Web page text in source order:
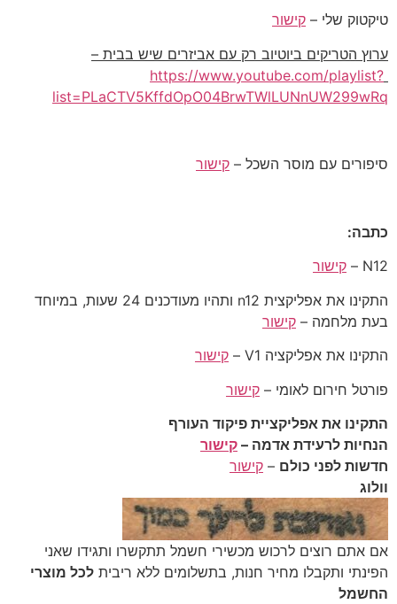
טיקטוק שלי – קישור
ערוץ הטריקים ביוטיוב רק עם אביזרים שיש בבית –
https://www.youtube.com/playlist?
list=PLaCTV5KffdOpO04BrwTWlLUNnUW299wRq
סיפורים עם מוסר השכל – קישור
כתבה:
N12 –
קישור
התקינו את אפליקצית n12 ותהיו מעודכנים 24 שעות, במיוחד
בעת מלחמה – קישור
התקינו את אפליקציה V1 –
קישור
פורטל חירום לאומי – קישור
התקינו את אפליקציית פיקוד העורף
הנחיות לרעידת אדמה – קישור
חדשות לפני כולם – קישור
וולוג
‎אם אתם רוצים לרכוש מכשירי חשמל תתקשרו ותגידו שאני
הפינתי ותקבלו מחיר חנות, בתשלומים ללא ריבית לכל מוצרי
החשמל